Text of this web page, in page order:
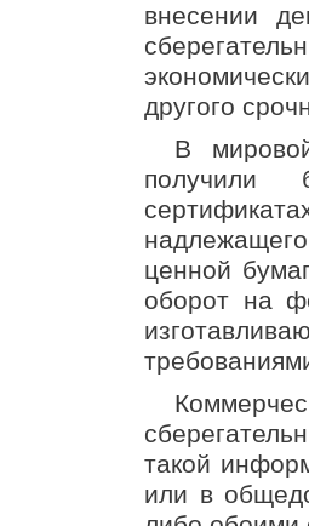
внесении
другого
В
получили
ценной
оборот на
такой
или в